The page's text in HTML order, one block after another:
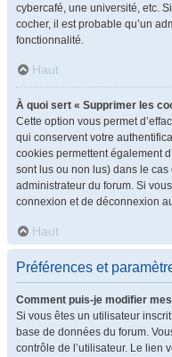
cybercafé, une université, etc.
cocher, il est probable qu’un
fonctionnalité.
Haut
À quoi sert « Supprimer les
Cette option vous permet
qui conservent votre
cookies permettent également
sont lus ou non lus) dans le
administrateur du forum. Si
connexion et de déconnexion
Haut
Préférences et
Comment puis-je modifier
Si vous êtes un utilisateur
base de données du forum.
contrôle de l’utilisateur. Le lien